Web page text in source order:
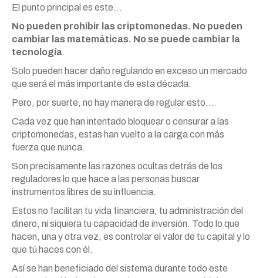
El punto principal es este…
No pueden prohibir las criptomonedas. No pueden
cambiar las matemáticas. No se puede cambiar la
tecnología.
Solo pueden hacer daño regulando en exceso un mercado
que será el más importante de esta década.
Pero, por suerte, no hay manera de regular esto…
Cada vez que han intentado bloquear o censurar a las
criptomonedas, estas han vuelto a la carga con más
fuerza que nunca.
Son precisamente las razones ocultas detrás de los
reguladores lo que hace a las personas buscar
instrumentos libres de su influencia.
Estos no facilitan tu vida financiera, tu administración del
dinero, ni siquiera tu capacidad de inversión. Todo lo que
hacen, una y otra vez, es controlar el valor de tu capital y lo
que tú haces con él.
Así se han beneficiado del sistema durante todo este